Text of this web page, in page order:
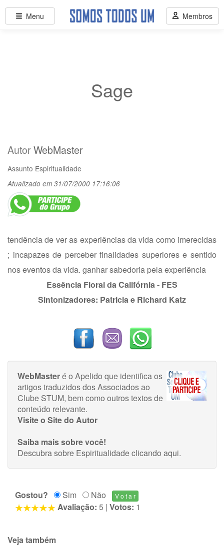
Sage
AutorWebMaster
Assunto Espiritualidade
Atualizado em 31/07/2000 17:16:06
tendência de ver as experiências da vida como imerecidas
; incapazes de perceber finalidades superiores e sentido
nos eventos da vida. ganhar sabedoria pela experiência
Essência Floral da Califórnia - FES
Sintonizadores: Patricia e Richard Katz
WebMasteré o Apelido que identifica os
artigos traduzidos dos Associados ao
Clube STUM, bem como outros textos de
conteúdo relevante.
Visite o Site do Autor
Saiba mais sobre você!
Descubra sobre Espiritualidadeclicando aqui.
Gostou? Sim
Não
Avaliação: 5 | Votos: 1
Veja também
Menu Membros